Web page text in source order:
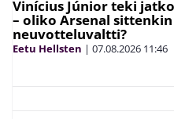
Vinícius Júnior teki
– oliko Arsenal
neuvotteluvaltti?
Eetu Hellsten | 07.08.2026 11:46